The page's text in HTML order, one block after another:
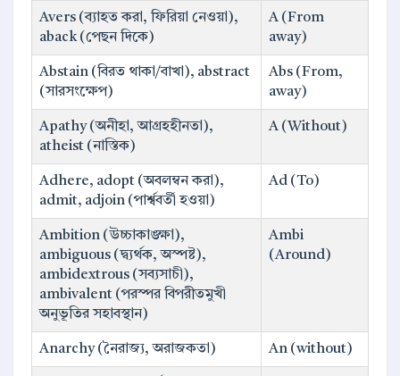
A (From
away)
Avers (ব্যাহত করা, ফিরিয়া নেওয়া),
aback (পেছন দিকে)
Abs (From,
away)
Abstain (বিরত থাকা/বাখা), abstract
(সারসংক্ষেপ)
A (Without)
Apathy (অনীহা, আগ্রহহীনতা),
atheist (নাস্তিক)
Ad (To)
Adhere, adopt (অবলম্বন করা),
admit, adjoin (পার্শ্ববর্তী হওয়া)
Ambi
(Around)
Ambition (উচ্চাকাঙ্ক্ষা),
ambiguous (দ্ব্যর্থক, অস্পষ্ট),
ambidextrous (সব্যসাচী),
ambivalent (পরস্পর বিপরীতমুখী
অনুভূতির সহাবস্থান)
An (without)
Anarchy (নৈরাজ্য, অরাজকতা)